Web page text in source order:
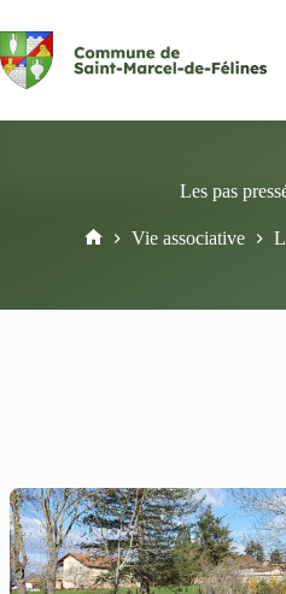
au
contenu
Les pas
Vie associative